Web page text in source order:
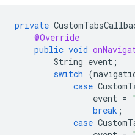
private
@Override
public void
String event ;
switch (
case
event =
break ;
case